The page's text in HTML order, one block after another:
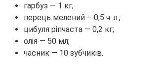
гарбуз — 1 кг;
перець мелений – 0,5 ч. л.;
цибуля ріпчаста — 0,2 кг;
олія — 50 мл;
часник — 10 зубчиків.